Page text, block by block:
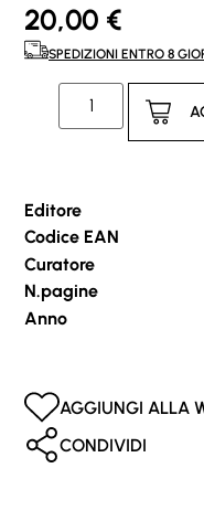
20,00 €
SPEDIZIONI ENTRO 8
Editore
Codice EAN
Curatore
N.pagine
Anno
AGGIUNGI ALLA
CONDIVIDI